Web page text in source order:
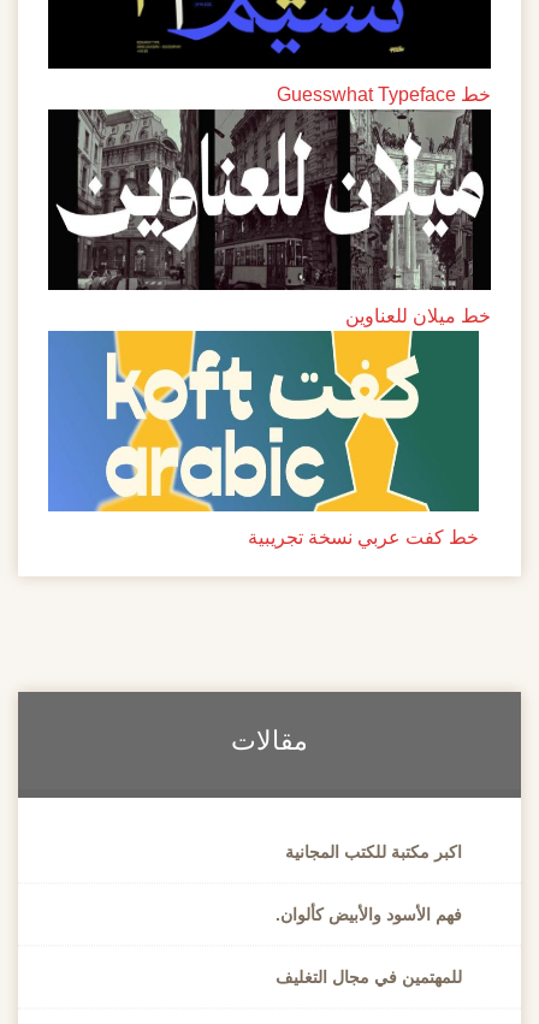
خط Guesswhat Typeface
خط ميلان للعناوين
خط كفت عربي نسخة تجريبية
مقالات
اكبر مكتبة للكتب المجانية
فهم الأسود والأبيض كألوان.
للمهتمين في مجال التغليف